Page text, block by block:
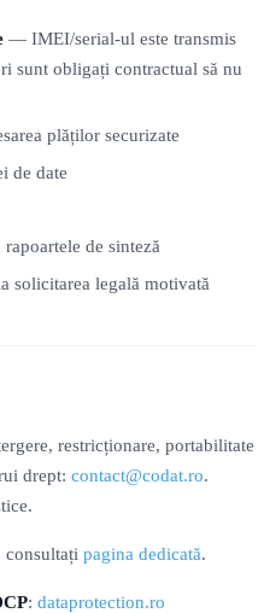
— IMEI/serial-ul este transmis
sunt obligați contractual să nu
plăților securizate
de date
de sinteză
solicitarea legală motivată
restricționare, portabilitate
drept: contact@codat.ro.
consultați pagina dedicată.
: dataprotection.ro